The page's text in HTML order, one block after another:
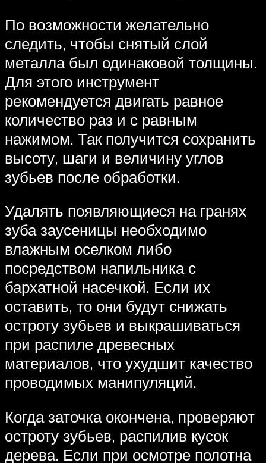
По возможности желательно
следить, чтобы снятый слой
металла был одинаковой толщины.
Для этого инструмент
рекомендуется двигать равное
количество раз и с равным
нажимом. Так получится сохранить
высоту, шаги и величину углов
зубьев после обработки.
Удалять появляющиеся на гранях
зуба заусеницы необходимо
влажным оселком либо
посредством напильника с
бархатной насечкой. Если их
оставить, то они будут снижать
остроту зубьев и выкрашиваться
при распиле древесных
материалов, что ухудшит качество
проводимых манипуляций.
Когда заточка окончена, проверяют
остроту зубьев, распилив кусок
дерева. Если при осмотре полотна